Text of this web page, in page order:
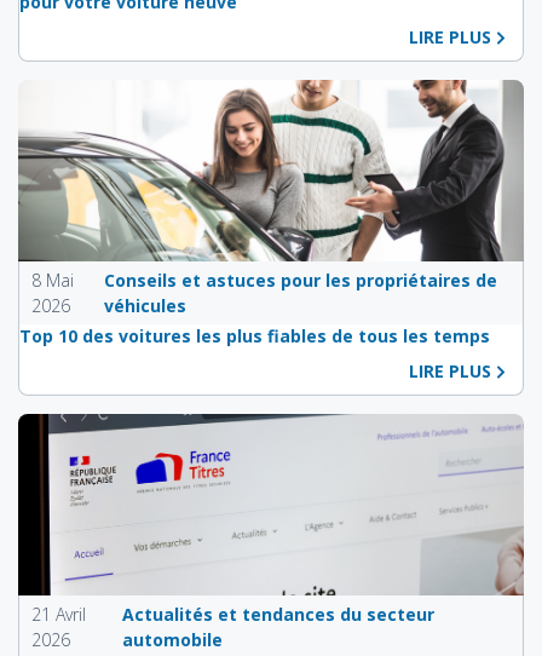
LIRE PLUS
8 Mai
2026
Conseils et astuces pour les propriétaires de
véhicules
Top 10 des voitures les plus fiables de tous les temps
LIRE PLUS
21 Avril
2026
Actualités et tendances du secteur
automobile